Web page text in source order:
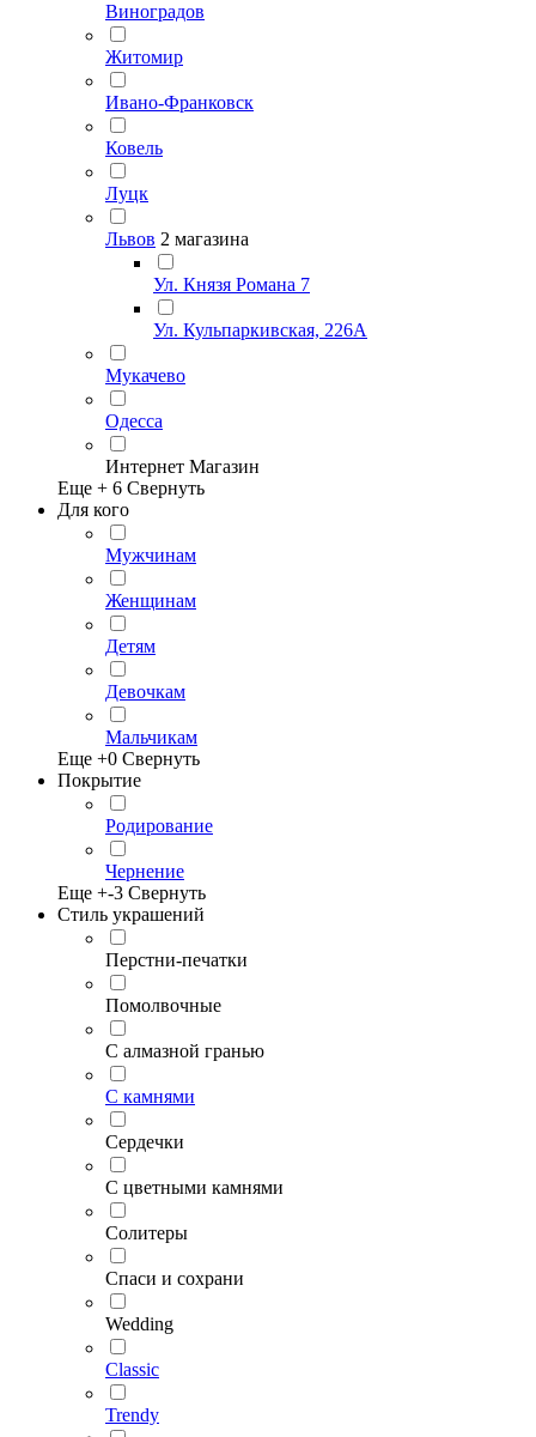
Виноградов
Житомир
Ивано-Франковск
Ковель
Луцк
Львов 2 магазина
Ул. Князя Романа 7
Ул. Кульпаркивская, 226А
Мукачево
Одесса
Интернет Магазин
Еще + 6 Свернуть
Для кого
Мужчинам
Женщинам
Детям
Девочкам
Мальчикам
Еще +0 Свернуть
Покрытие
Родирование
Чернение
Еще +-3 Свернуть
Стиль украшений
Перстни-печатки
Помолвочные
С алмазной гранью
С камнями
Сердечки
С цветными камнями
Солитеры
Спаси и сохрани
Wedding
Classic
Trendy